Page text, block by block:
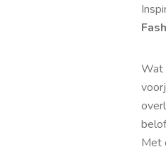
Wat
Met